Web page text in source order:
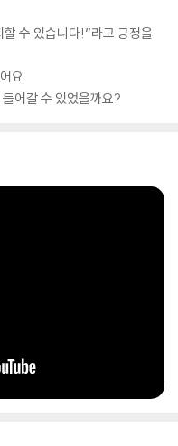
수 있습니다!”라고 긍정을
요.
어갈 수 있었을까요?